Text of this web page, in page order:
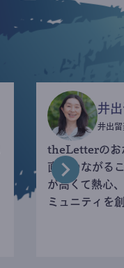
井
井出
theLetterのお
直接つながる
が高くて熱心
ミュニティを